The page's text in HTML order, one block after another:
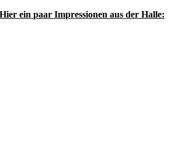
Hier ein paar Impressionen aus der Halle: